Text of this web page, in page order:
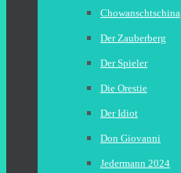
Chowanschtschina
Der Zauberberg
Der Spieler
Die Orestie
Der Idiot
Don Giovanni
Jedermann 2024